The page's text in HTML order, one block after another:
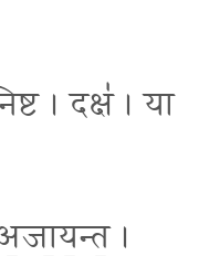
। दक्ष॑ । या
।